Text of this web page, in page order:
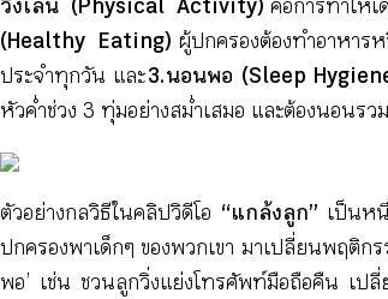
วิ่งเล่น (Physical Activity) คือการทำให้
(Healthy Eating) ผู้ปกครองต้องทำอาหาร
ประจำทุกวัน และ3. นอนพอ (Sleep
หัวค่ำช่วง 3 ทุ่มอย่างสม่ำเสมอ และต้องนอนรว
ตัวอย่างกลวิธีในคลิปวิดีโอ “แกล้งลูก” เป็นห
ปกครองพาเด็กๆ ของพวกเขา มาเปลี่ยนพฤติ
พอ’ เช่น ชวนลูกวิ่งแย่งโทรศัพท์มือถือคืน เป